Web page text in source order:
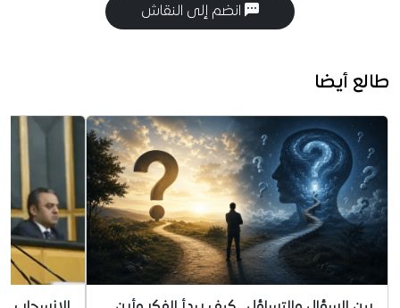
انضم إلى النقاش
طالع أيضا